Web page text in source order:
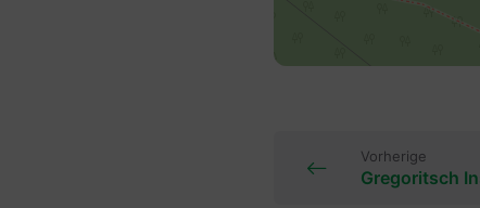
Vorherige
Gregoritsch